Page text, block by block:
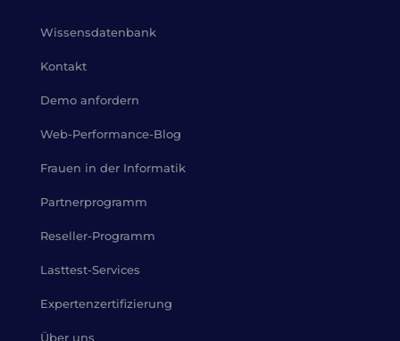
Wissensdatenbank
Kontakt
Demo anfordern
Web-Performance-Blog
Frauen in der Informatik
Partnerprogramm
Reseller-Programm
Lasttest-Services
Expertenzertifizierung
Über uns